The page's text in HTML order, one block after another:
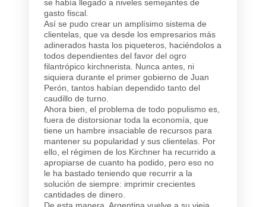
se había llegado a niveles semejantes de
gasto fiscal.
Así se pudo crear un amplísimo sistema de
clientelas, que va desde los empresarios más
adinerados hasta los piqueteros, haciéndolos a
todos dependientes del favor del ogro
filantrópico kirchnerista. Nunca antes, ni
siquiera durante el primer gobierno de Juan
Perón, tantos habían dependido tanto del
caudillo de turno.
Ahora bien, el problema de todo populismo es,
fuera de distorsionar toda la economía, que
tiene un hambre insaciable de recursos para
mantener su popularidad y sus clientelas. Por
ello, el régimen de los Kirchner ha recurrido a
apropiarse de cuanto ha podido, pero eso no
le ha bastado teniendo que recurrir a la
solución de siempre: imprimir crecientes
cantidades de dinero.
De esta manera, Argentina vuelve a su vieja